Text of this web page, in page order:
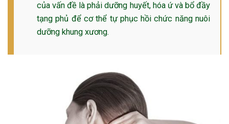
của vấn đề là phải dưỡng huyết, hóa ứ và bổ đầy
tạng phủ để cơ thể tự phục hồi chức năng nuôi
dưỡng khung xương.